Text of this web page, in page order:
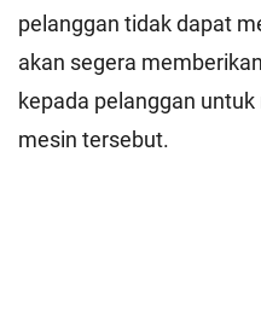
pelanggan tidak dapat
akan segera
kepada pelanggan
mesin tersebut.